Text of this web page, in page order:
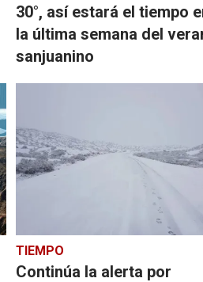
30°, así estará el tiempo
la última semana del
sanjuanino
TIEMPO
Continúa la alerta por